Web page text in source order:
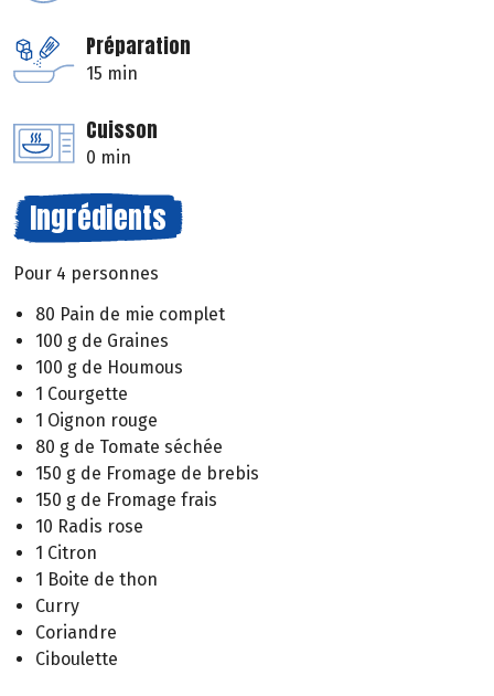
Préparation
15 min
Cuisson
0 min
Ingrédients
Pour 4 personnes
80 Pain de mie complet
100 g de Graines
100 g de Houmous
1 Courgette
1 Oignon rouge
80 g de Tomate séchée
150 g de Fromage de brebis
150 g de Fromage frais
10 Radis rose
1 Citron
1 Boite de thon
Curry
Coriandre
Ciboulette